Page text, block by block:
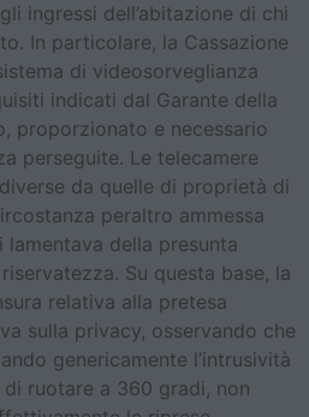
ingressi dell’abitazione di chi
In particolare, la Cassazione
di videosorveglianza
indicati dal Garante della
proporzionato e necessario
perseguite. Le telecamere
da quelle di proprietà di
peraltro ammessa
della presunta
Su questa base, la
relativa alla pretesa
sulla privacy, osservando che
genericamente l’intrusività
ruotare a 360 gradi, non